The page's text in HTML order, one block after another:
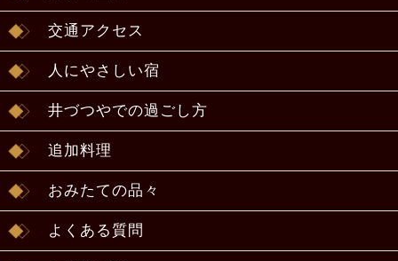
交通アクセス
人にやさしい宿
井づつやでの過ごし方
追加料理
おみたての品々
よくある質問